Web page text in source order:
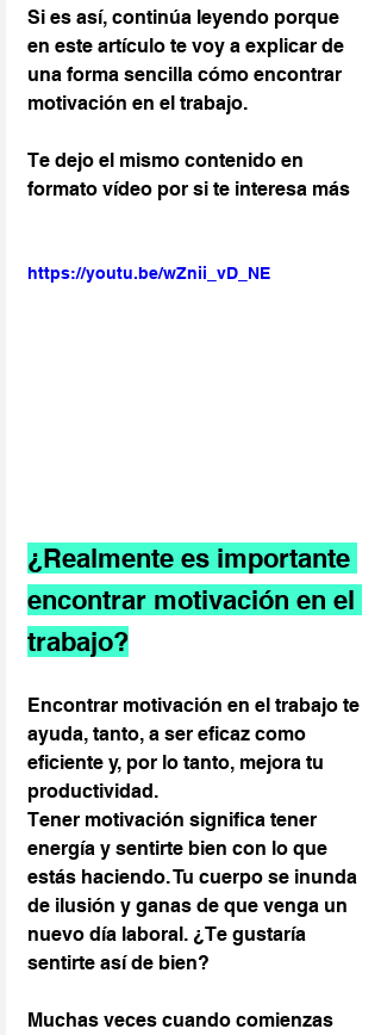
Si es así, continúa leyendo porque
en este artículo te voy a explicar de
una forma sencilla cómo encontrar
motivación en el trabajo.
Te dejo el mismo contenido en
formato vídeo por si te interesa más
https://youtu.be/wZnii_vD_NE
¿Realmente es importante
encontrar motivación en el
trabajo?
Encontrar motivación en el trabajo te
ayuda, tanto, a ser eficaz como
eficiente y, por lo tanto, mejora tu
productividad.
Tener motivación significa tener
energía y sentirte bien con lo que
estás haciendo. Tu cuerpo se inunda
de ilusión y ganas de que venga un
nuevo día laboral. ¿Te gustaría
sentirte así de bien?
Muchas veces cuando comienzas